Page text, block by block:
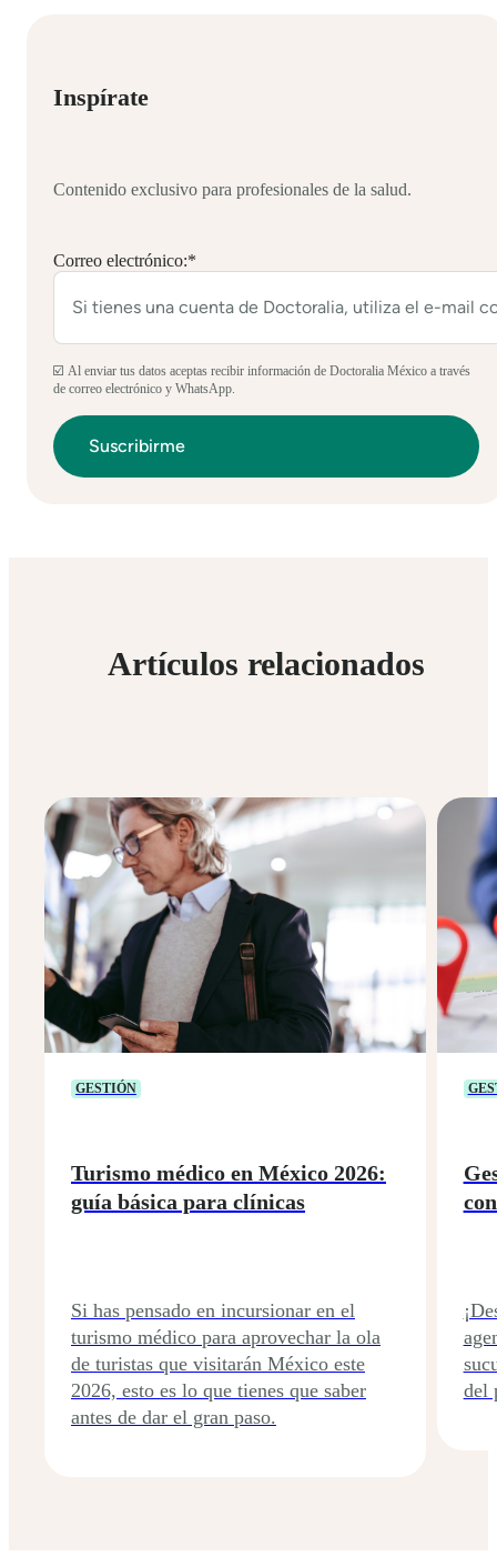
Inspírate
Contenido exclusivo para profesionales de la salud.
Correo electrónico:*
☑️ Al enviar tus datos aceptas recibir información de Doctoralia México a través
de correo electrónico y WhatsApp.
Artículos relacionados
GESTIÓN
Turismo médico en México 2026:
guía básica para clínicas
Si has pensado en incursionar en el
turismo médico para aprovechar la ola
de turistas que visitarán México este
2026, esto es lo que tienes que saber
antes de dar el gran paso.
del